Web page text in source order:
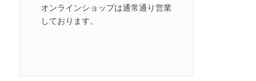
オンラインショップは通常通り営業
しております。